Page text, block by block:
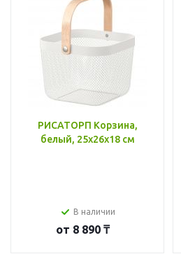
РИСАТОРП Корзина,
белый, 25x26x18 см
В наличии
от 8 890 ₸